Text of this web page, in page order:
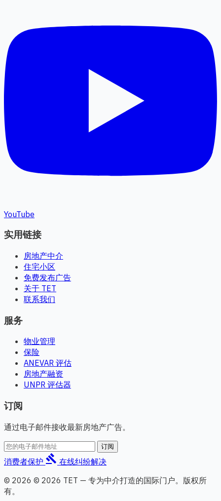
YouTube
实用链接
房地产中介
住宅小区
免费发布广告
关于 TET
联系我们
服务
物业管理
保险
ANEVAR 评估
房地产融资
UNPR 评估器
订阅
通过电子邮件接收最新房地产广告。
订阅
消费者保护 gavel 在线纠纷解决
© 2026 © 2026 TET — 专为中介打造的国际门户。版权所
有。